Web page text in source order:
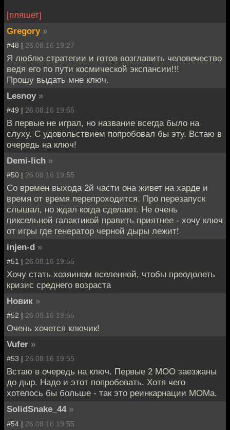
[пляшет]
Gregory »
#48 | 26.08.16 19:27
Я люблю стратегии и готов возглавить человечество
ведя его по пути космической экспансии!!!
Прошу выдать мне ключ.
Lesnoy »
#49 | 26.08.16 19:55
В первые не играл, но название всегда было на
слуху. С удовольствием попробовал бы эту. Встаю в
очередь на ключ!
Demi-lich »
#50 | 26.08.16 19:55
Со времен выхода 2й части она живет на харде и
время от время перепроходится. Про перезапуск
слышал, но ждал когда сделают. Не очень
пиксельной галактикой править приятнее - хочу ключ
от игры где генератор черной дыры лежит!
injen-d »
#51 | 26.08.16 19:55
Хочу стать хозяином вселенной, чтобы преодолеть
кризис среднего возраста
Новик »
#52 | 26.08.16 19:55
Очень хочется ключик!
Vufer »
#53 | 26.08.16 19:55
Встаю в очередь на ключ. Первые 2 МОО заезжаны
до дыр. Надо и этот попробовать. Хотя чего
хотелось бы больше - так это реинкарнации МОМа.
SolidSnake_44 »
#54 | 26.08.16 19:55